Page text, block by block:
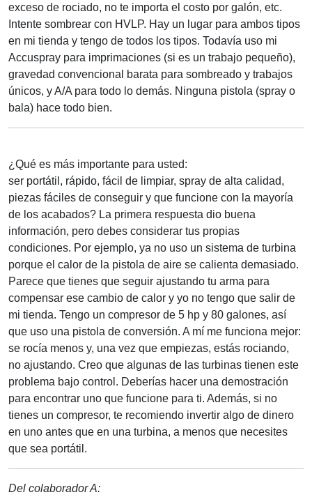
exceso de rociado, no te importa el costo por galón, etc.
Intente sombrear con HVLP. Hay un lugar para ambos tipos
en mi tienda y tengo de todos los tipos. Todavía uso mi
Accuspray para imprimaciones (si es un trabajo pequeño),
gravedad convencional barata para sombreado y trabajos
únicos, y A/A para todo lo demás. Ninguna pistola (spray o
bala) hace todo bien.
¿Qué es más importante para usted:
ser portátil, rápido, fácil de limpiar, spray de alta calidad,
piezas fáciles de conseguir y que funcione con la mayoría
de los acabados? La primera respuesta dio buena
información, pero debes considerar tus propias
condiciones. Por ejemplo, ya no uso un sistema de turbina
porque el calor de la pistola de aire se calienta demasiado.
Parece que tienes que seguir ajustando tu arma para
compensar ese cambio de calor y yo no tengo que salir de
mi tienda. Tengo un compresor de 5 hp y 80 galones, así
que uso una pistola de conversión. A mí me funciona mejor:
se rocía menos y, una vez que empiezas, estás rociando,
no ajustando. Creo que algunas de las turbinas tienen este
problema bajo control. Deberías hacer una demostración
para encontrar uno que funcione para ti. Además, si no
tienes un compresor, te recomiendo invertir algo de dinero
en uno antes que en una turbina, a menos que necesites
que sea portátil.
Del colaborador A: